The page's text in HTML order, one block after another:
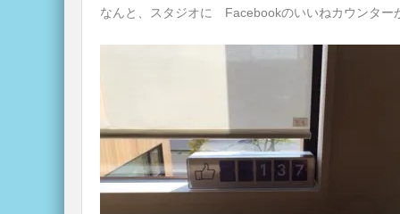
なんと、スタジオに Facebookのいいねカウンター